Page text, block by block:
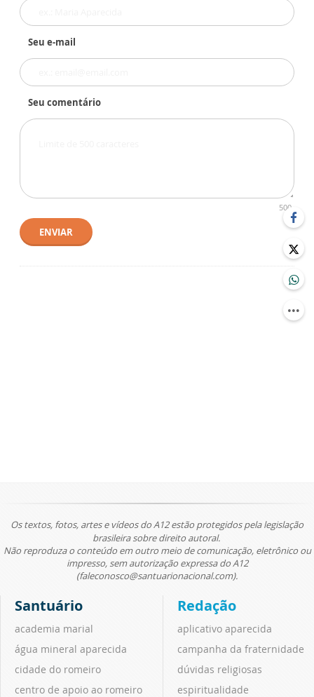
Seu e-mail
Seu comentário
500
ENVIAR
Os textos, fotos, artes e vídeos do A12 estão protegidos pela legislação
brasileira sobre direito autoral.
Não reproduza o conteúdo em outro meio de comunicação, eletrônico ou
impresso, sem autorização expressa do A12
(faleconosco@santuarionacional.com).
Santuário
academia marial
água mineral aparecida
cidade do romeiro
centro de apoio ao romeiro
Redação
aplicativo aparecida
campanha da fraternidade
dúvidas religiosas
espiritualidade